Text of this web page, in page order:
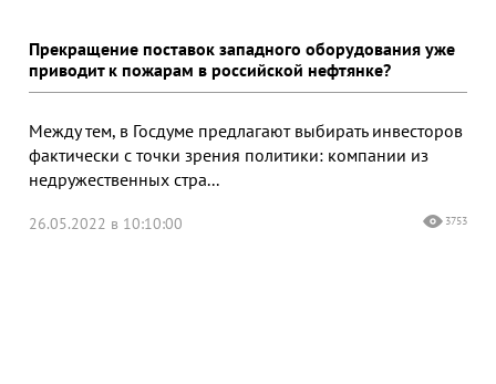
Прекращение поставок западного оборудования уже
приводит к пожарам в российской нефтянке?
Между тем, в Госдуме предлагают выбирать инвесторов
фактически с точки зрения политики: компании из
недружественных стра...
26.05.2022 в 10:10:00 3753